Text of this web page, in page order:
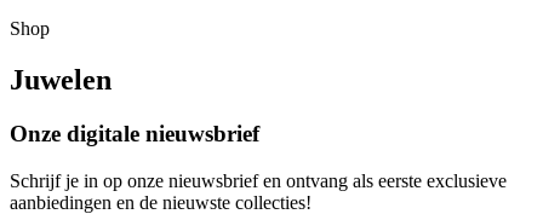
Shop
Juwelen
Onze digitale nieuwsbrief
Schrijf je in op onze nieuwsbrief en ontvang als eerste exclusieve
aanbiedingen en de nieuwste collecties!